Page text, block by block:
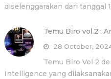
diselenggarakan dari tanggal
Temu Biro vol.2 :
28 October,
Temu Biro Vol 2
Intelligence yang